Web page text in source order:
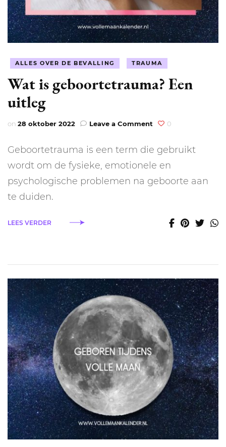
ALLES OVER DE BEVALLING TRAUMA
Wat is geboortetrauma? Een
uitleg
on 28 oktober 2022 Leave a Comment on
geboortetrauma?
Een
0
Geboortetrauma is een term die gebruikt
wordt om de fysieke, emotionele en
psychologische problemen na geboorte aan
te duiden.
LEES VERDER